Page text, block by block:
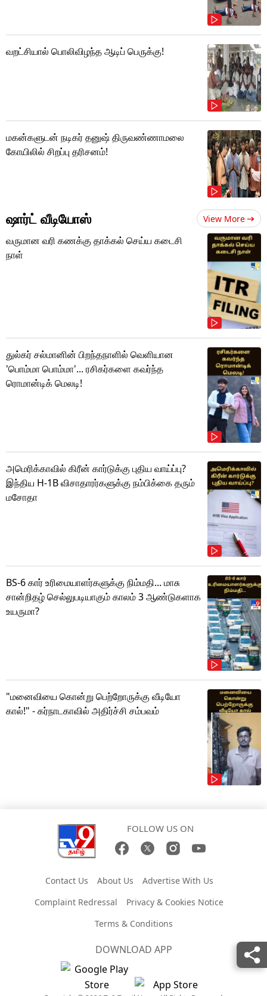
வறட்சியால் பொலிவிழந்த ஆடிப் பெருக்கு!
மகன்களுடன் நடிகர் தனுஷ் திருவண்ணாமலை
கோயிலில் சிறப்பு தரிசனம்!
ஷார்ட் வீடியோஸ் View More
வருமான வரி கணக்கு தாக்கல் செய்ய கடைசி
நாள்
துல்கர் சல்மானின் பிறந்தநாளில் வெளியான
'பொம்மா பொம்மா'... ரசிகர்களை கவர்ந்த
ரொமான்டிக் மெலடி!
அமெரிக்காவில் கிரீன் கார்டுக்கு புதிய வாய்ப்பு?
இந்திய H-1B விசாதாரர்களுக்கு நம்பிக்கை தரும்
மசோதா
BS-6 கார் உரிமையாளர்களுக்கு நிம்மதி... மாசு
சான்றிதழ் செல்லுபடியாகும் காலம் 3 ஆண்டுகளாக
உயருமா?
"மனைவியை கொன்று பெற்றோருக்கு வீடியோ
கால்!" - கர்நாடகாவில் அதிர்ச்சி சம்பவம்
FOLLOW US ON
Contact Us About Us
Advertise With Us
Complaint Redressal
Privacy & Cookies Notice
Terms & Conditions
DOWNLOAD APP